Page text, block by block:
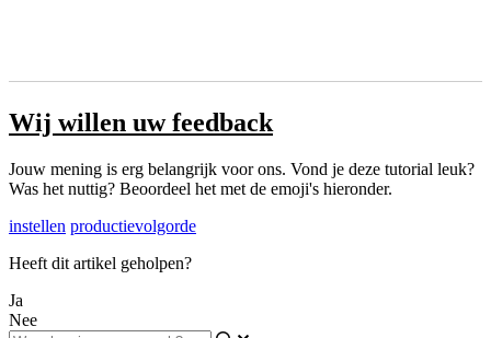
Wij willen uw feedback
Jouw mening is erg belangrijk voor ons. Vond je deze tutorial leuk?
Was het nuttig? Beoordeel het met de emoji's hieronder.
instellen productievolgorde
Heeft dit artikel geholpen?
Ja
Nee